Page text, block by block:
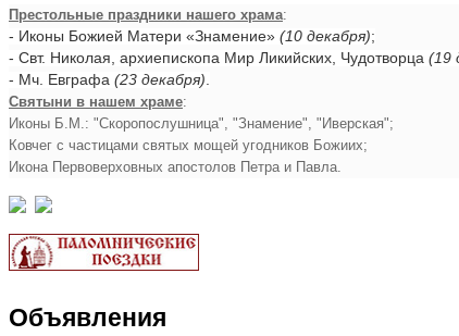
Престольные праздники нашего храма:
- Иконы Божией Матери «Знамение» (10 декабря);
- Свт. Николая, архиепископа Мир Ликийских, Чудотворца (19
- Мч. Евграфа (23 декабря)
Святыни в нашем храме:
Иконы Б.М.: "Скоропослушница", "Знамение", "Иверская";
Ковчег с частицами святых мощей угодников Божиих;
Икона Первоверховных апостолов Петра и Павла.
Объявления